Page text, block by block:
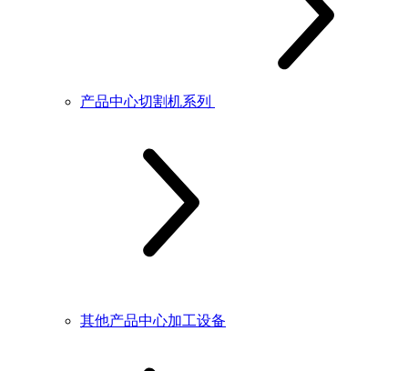
产品中心切割机系列
其他产品中心加工设备